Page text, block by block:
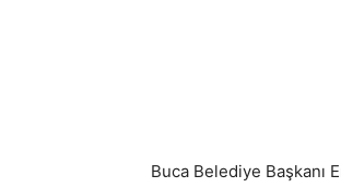
Buca Belediye Başkanı